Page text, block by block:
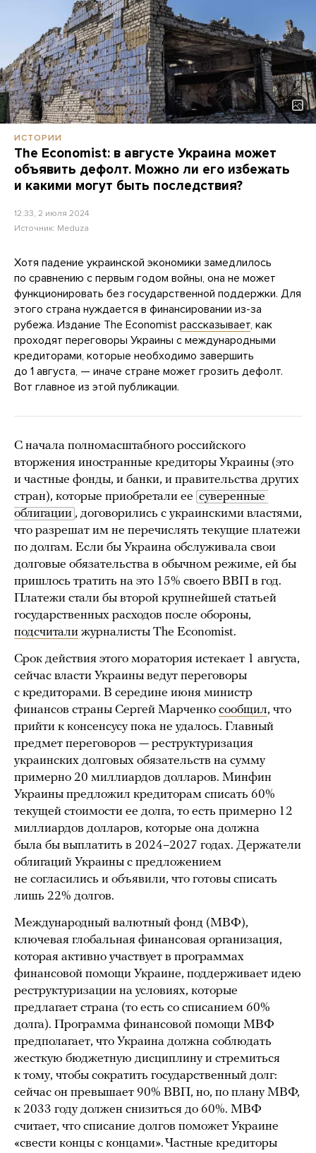
ИСТОРИИ
The Economist: в августе Украина может
объявить дефолт. Можно ли его избежать
и какими могут быть последствия?
12:33, 2 июля 2024
Источник: Meduza
Хотя падение украинской экономики замедлилось
по сравнению с первым годом войны, она не может
функционировать без государственной поддержки. Для
этого страна нуждается в финансировании из-за
рубежа. Издание The Economist рассказывает, как
проходят переговоры Украины с международными
кредиторами, которые необходимо завершить
до 1 августа, — иначе стране может грозить дефолт.
Вот главное из этой публикации.
С начала полномасштабного российского
вторжения иностранные кредиторы Украины (это
и частные фонды, и банки, и правительства других
стран), которые приобретали ее суверенные
облигации , договорились с украинскими властями,
что разрешат им не перечислять текущие платежи
по долгам. Если бы Украина обслуживала свои
долговые обязательства в обычном режиме, ей бы
пришлось тратить на это 15% своего ВВП в год.
Платежи стали бы второй крупнейшей статьей
государственных расходов после обороны,
подсчитали журналисты The Economist.
Срок действия этого моратория истекает 1 августа,
сейчас власти Украины ведут переговоры
с кредиторами. В середине июня министр
финансов страны Сергей Марченко сообщил, что
прийти к консенсусу пока не удалось. Главный
предмет переговоров — реструктуризация
украинских долговых обязательств на сумму
примерно 20 миллиардов долларов. Минфин
Украины предложил кредиторам списать 60%
текущей стоимости ее долга, то есть примерно 12
миллиардов долларов, которые она должна
была бы выплатить в 2024–2027 годах. Держатели
облигаций Украины с предложением
не согласились и объявили, что готовы списать
лишь 22% долгов.
Международный валютный фонд (МВФ),
ключевая глобальная финансовая организация,
которая активно участвует в программах
финансовой помощи Украине, поддерживает идею
реструктуризации на условиях, которые
предлагает страна (то есть со списанием 60%
долга). Программа финансовой помощи МВФ
предполагает, что Украина должна соблюдать
жесткую бюджетную дисциплину и стремиться
к тому, чтобы сократить государственный долг:
сейчас он превышает 90% ВВП, но, по плану МВФ,
к 2033 году должен снизиться до 60%. МВФ
считает, что списание долгов поможет Украине
«свести концы с концами». Частные кредиторы